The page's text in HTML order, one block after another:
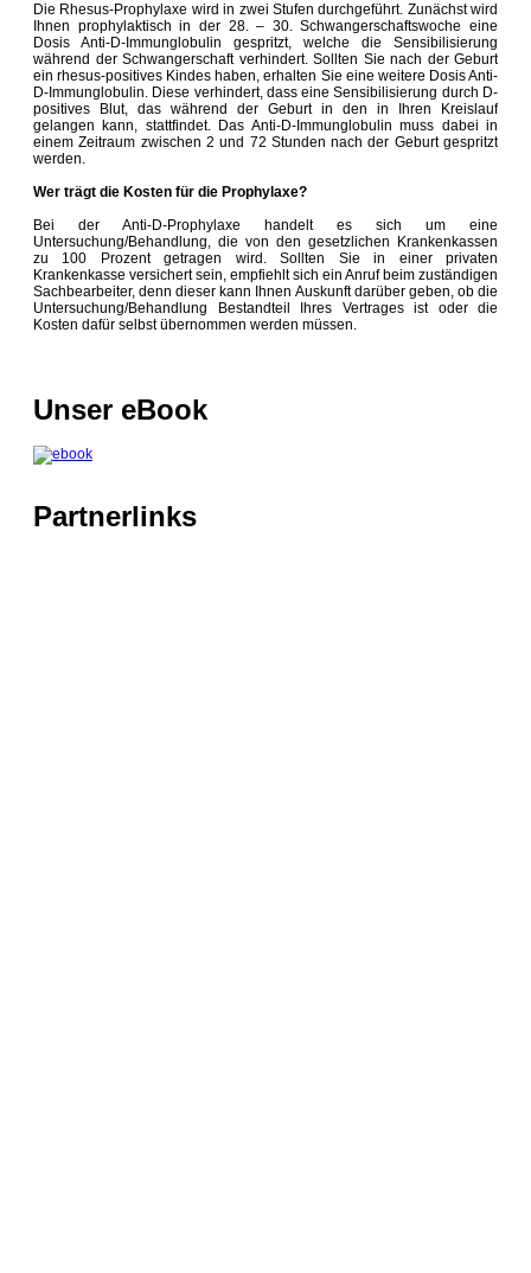
Die Rhesus-Prophylaxe wird in zwei Stufen durchgeführt. Zunächst wird
Ihnen prophylaktisch in der 28. – 30. Schwangerschaftswoche eine
Dosis Anti-D-Immunglobulin gespritzt, welche die Sensibilisierung
während der Schwangerschaft verhindert. Sollten Sie nach der Geburt
ein rhesus-positives Kindes haben, erhalten Sie eine weitere Dosis Anti-
D-Immunglobulin. Diese verhindert, dass eine Sensibilisierung durch D-
positives Blut, das während der Geburt in den in Ihren Kreislauf
gelangen kann, stattfindet. Das Anti-D-Immunglobulin muss dabei in
einem Zeitraum zwischen 2 und 72 Stunden nach der Geburt gespritzt
werden.
Wer trägt die Kosten für die Prophylaxe?
Bei der Anti-D-Prophylaxe handelt es sich um eine
Untersuchung/Behandlung, die von den gesetzlichen Krankenkassen
zu 100 Prozent getragen wird. Sollten Sie in einer privaten
Krankenkasse versichert sein, empfiehlt sich ein Anruf beim zuständigen
Sachbearbeiter, denn dieser kann Ihnen Auskunft darüber geben, ob die
Untersuchung/Behandlung Bestandteil Ihres Vertrages ist oder die
Kosten dafür selbst übernommen werden müssen.
Unser eBook
Partnerlinks